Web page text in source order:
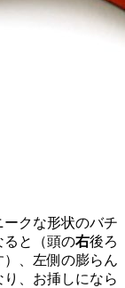
クな形状のバチ
ると（頭の右後ろ
、左側の膨らん
、お挿しになら